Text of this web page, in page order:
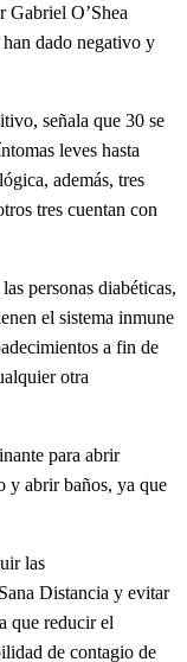
Gabriel O’Shea
dado negativo y
señala que 30 se
leves hasta
además, tres
tres cuentan con
personas diabéticas,
el sistema inmune
a fin de
otra
para abrir
y abrir baños, ya que
las
Distancia y evitar
que reducir el
de contagio de